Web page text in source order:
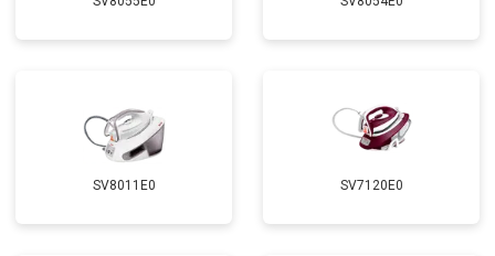
SV8011E0 SV7120E0